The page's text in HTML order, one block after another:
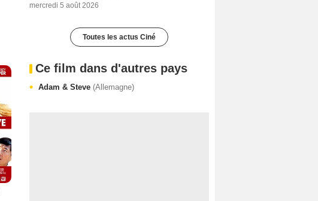
mercredi 5 août 2026
Toutes les actus Ciné
Ce film dans d'autres pays
Adam & Steve (Allemagne)